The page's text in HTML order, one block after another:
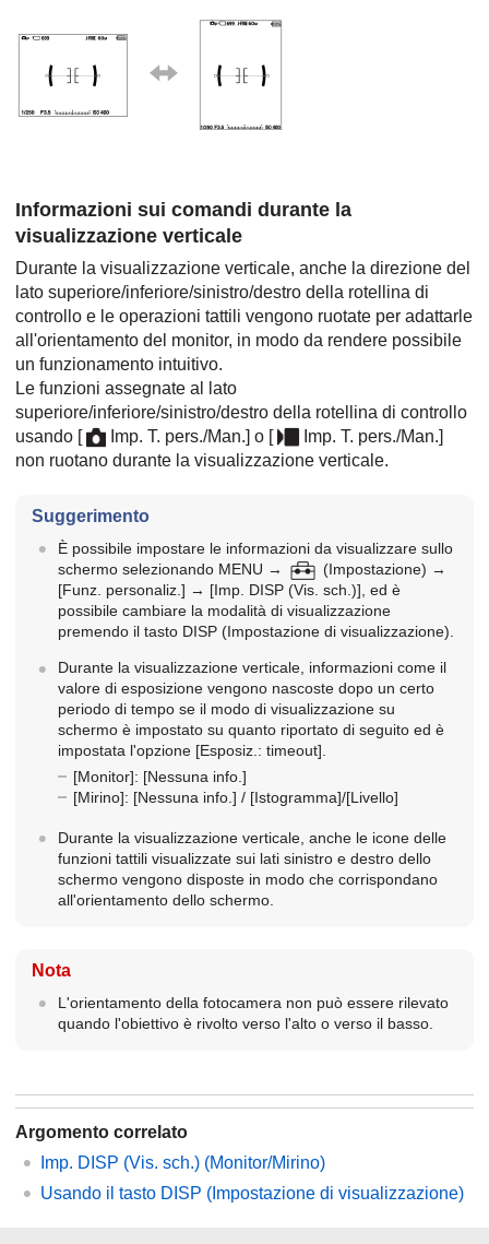
Informazioni sui comandi durante la
visualizzazione verticale
Durante la visualizzazione verticale, anche la direzione del
lato superiore/inferiore/sinistro/destro della rotellina di
controllo e le operazioni tattili vengono ruotate per adattarle
all'orientamento del monitor, in modo da rendere possibile
un funzionamento intuitivo.
Le funzioni assegnate al lato
superiore/inferiore/sinistro/destro della rotellina di controllo
usando [ Imp. T. pers./Man.] o [
Imp. T. pers./Man.]
non ruotano durante la visualizzazione verticale.
Suggerimento
È possibile impostare le informazioni da visualizzare sullo
schermo selezionando MENU → (Impostazione) →
[Funz. personaliz.] → [Imp. DISP (Vis. sch.)] , ed è
possibile cambiare la modalità di visualizzazione
premendo il tasto DISP (Impostazione di visualizzazione).
Durante la visualizzazione verticale, informazioni come il
valore di esposizione vengono nascoste dopo un certo
periodo di tempo se il modo di visualizzazione su
schermo è impostato su quanto riportato di seguito ed è
impostata l'opzione [Esposiz.: timeout]
[Monitor]: [Nessuna info.]
[Mirino]: [Nessuna info.] / [Istogramma]/[Livello]
Durante la visualizzazione verticale, anche le icone delle
funzioni tattili visualizzate sui lati sinistro e destro dello
schermo vengono disposte in modo che corrispondano
all'orientamento dello schermo.
Nota
L'orientamento della fotocamera non può essere rilevato
quando l'obiettivo è rivolto verso l'alto o verso il basso.
Argomento correlato
Imp. DISP (Vis. sch.) (Monitor/Mirino)
Usando il tasto DISP (Impostazione di visualizzazione)